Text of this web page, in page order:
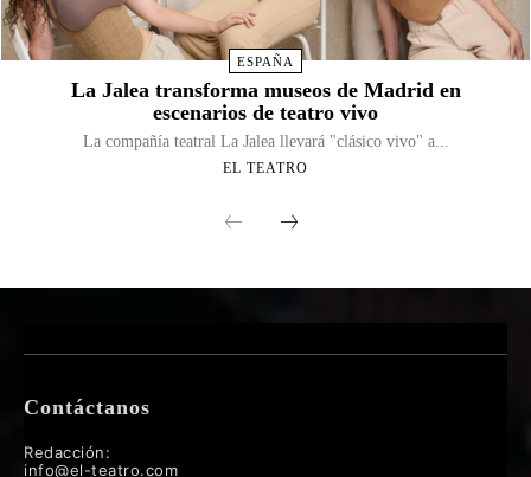
ESPAÑA
La Jalea transforma museos de Madrid en
escenarios de teatro vivo
La compañía teatral La Jalea llevará "clásico vivo" a...
EL TEATRO
Contáctanos
Redacción:
info@el-teatro.com